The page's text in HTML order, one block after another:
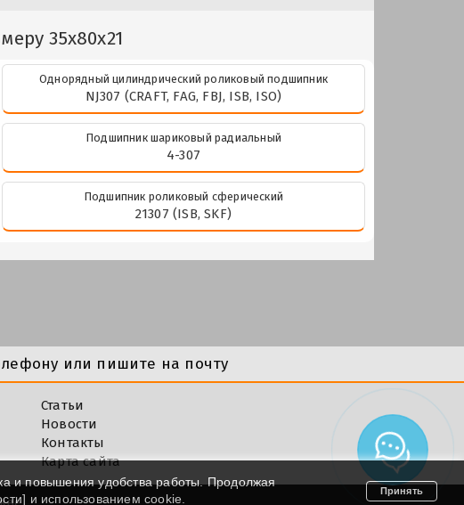
35x80x21
Однорядный цилиндрический роликовый подшипник
NJ307 (CRAFT, FAG, FBJ, ISB, ISO)
Подшипник шариковый радиальный
4-307
Подшипник роликовый сферический
21307 (ISB, SKF)
или пишите на почту
Статьи
Новости
Контакты
Карта сайта
и повышения удобства работы. Продолжая
] и использованием cookie.
Принять